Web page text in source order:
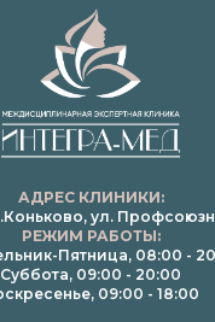
АДРЕС КЛИНИКИ:
ул.
РЕЖИМ РАБОТЫ:
Пятница, 08:00 -
Суббота, 09:00 - 20:00
09:00 - 18:00